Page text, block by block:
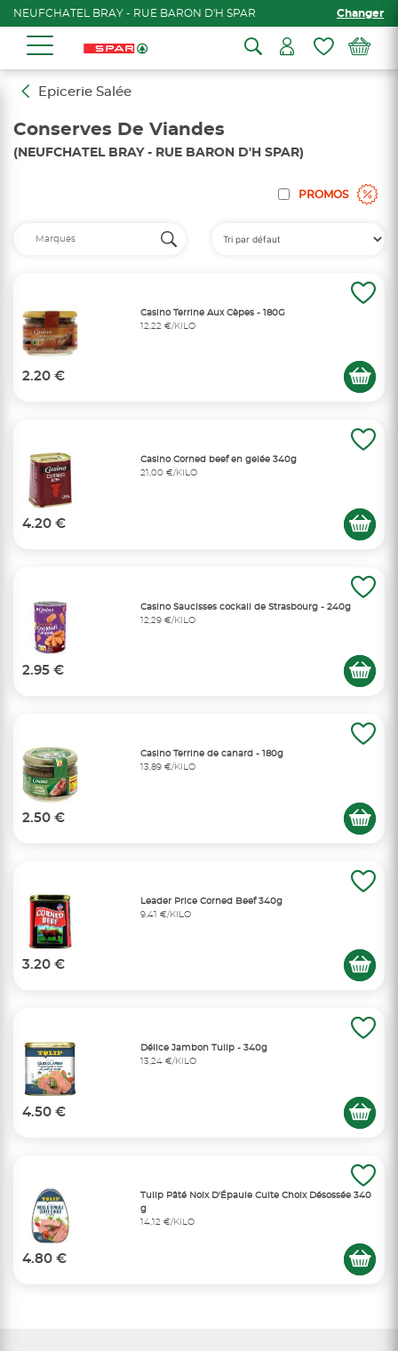
NEUFCHATEL BRAY - RUE BARON D'H SPAR Changer
Epicerie Salée
Conserves De Viandes
(NEUFCHATEL BRAY - RUE BARON D'H SPAR)
PROMOS
Casino Terrine Aux Cèpes - 180G
12,22 €/KILO
2.20 €
Casino Corned beef en gelée 340g
21,00 €/KILO
4.20 €
Casino Saucisses cockail de Strasbourg - 240g
12,29 €/KILO
2.95 €
Casino Terrine de canard - 180g
13,89 €/KILO
2.50 €
Leader Price Corned Beef 340g
9,41 €/KILO
3.20 €
Délice Jambon Tulip - 340g
13,24 €/KILO
4.50 €
Tulip Pâté Noix D'Épaule Cuite Choix Désossée 340
g
14,12 €/KILO
4.80 €